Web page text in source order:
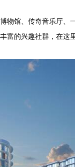
馆、传奇音乐厅、
富的兴趣社群，在这